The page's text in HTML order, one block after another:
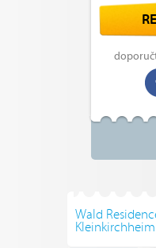
Wald
Kleinkirchheim